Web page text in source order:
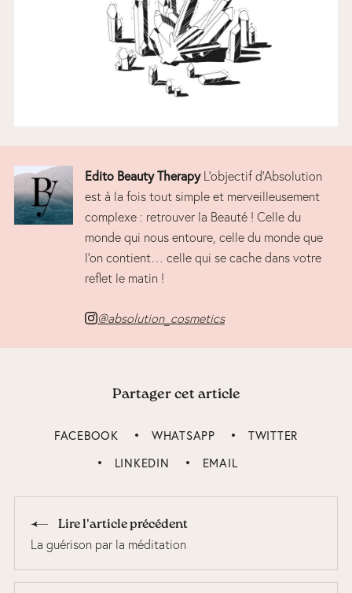
Edito Beauty Therapy L’objectif d’Absolution
est à la fois tout simple et merveilleusement
complexe : retrouver la Beauté ! Celle du
monde qui nous entoure, celle du monde que
l’on contient… celle qui se cache dans votre
reflet le matin !
@absolution_cosmetics
Partager cet article
FACEBOOK WHATSAPP
TWITTER
LINKEDIN
EMAIL
Lire l'article précédent
La guérison par la méditation